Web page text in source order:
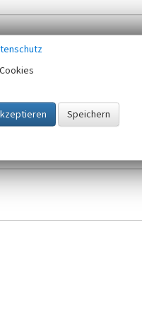
gespeichert und
gültigen Europäischen